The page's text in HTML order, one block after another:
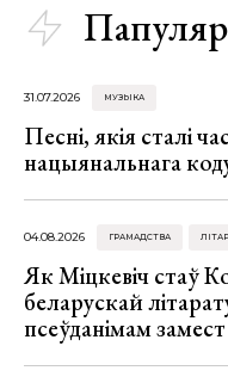
31.07.2026 МУЗЫКА
Песні, якія сталі
нацыянальнага
04.08.2026 ГРАМАДСТВА
Як Міцкевіч стаў
беларускай
псеўданімам